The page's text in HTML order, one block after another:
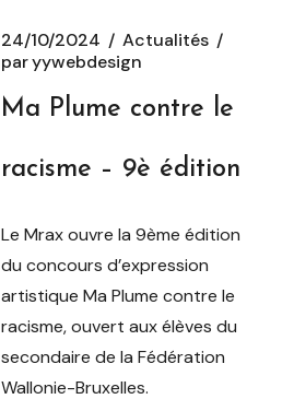
24/10/2024
Actualités
paryywebdesign
Ma Plume contre le
racisme – 9è édition
Le Mrax ouvre la 9ème édition
du concours d’expression
artistique Ma Plume contre le
racisme, ouvert aux élèves du
secondaire de la Fédération
Wallonie-Bruxelles.